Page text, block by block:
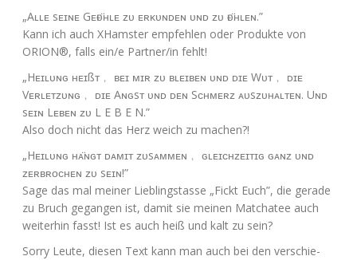
„Aʟʟᴇ sᴇɪɴᴇ Gᴇғᴜ̈ʜʟᴇ ᴢᴜ ᴇʀᴋᴜɴᴅᴇɴ ᴜɴᴅ ᴢᴜ ғᴜ̈ʜʟᴇɴ.”
Kann ich auch XHams­ter emp­feh­len oder Pro­duk­te von
ORION®, falls ein/e Partner/in fehlt!
„Hᴇɪʟᴜɴɢ ʜᴇɪ­ßᴛ﹐ ʙᴇɪ ᴍɪʀ ᴢᴜ ʙʟᴇɪʙᴇɴ ᴜɴᴅ ᴅɪᴇ Wᴜᴛ﹐ ᴅɪᴇ
Vᴇʀʟᴇᴛᴢᴜɴɢ﹐ ᴅɪᴇ Aɴɢsᴛ ᴜɴᴅ ᴅᴇɴ Sᴄʜᴍᴇʀᴢ ᴀᴜsᴢᴜʜᴀʟᴛᴇɴ. Uɴᴅ
sᴇɪɴ Lᴇʙᴇɴ ᴢᴜ L E B E N.”
Also doch nicht das Herz weich zu machen?!
„Hᴇɪʟᴜɴɢ ʜᴀ̈ɴɢᴛ ᴅᴀᴍɪᴛ ᴢᴜsᴀᴍᴍᴇɴ﹐ ɢʟᴇɪᴄʜᴢᴇɪᴛɪɢ ɢᴀɴᴢ ᴜɴᴅ
ᴢᴇʀʙʀᴏᴄʜᴇɴ ᴢᴜ sᴇɪɴ!”
Sage das mal mei­ner Lieb­lings­tas­se „Fickt Euch”, die gera­de
zu Bruch gegan­gen ist, damit sie mei­nen Matcha­tee auch
wei­ter­hin fasst! Ist es auch heiß und kalt zu sein?
Sor­ry Leu­te, die­sen Text kann man auch bei den ver­schie­